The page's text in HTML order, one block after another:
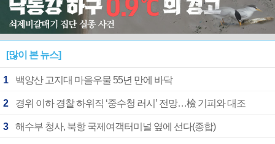
[많이 본 뉴스]
1 백양산 고지대 마을우물 55년 만에 바닥
2 경위 이하 경찰 하위직 ‘중수청 러시’ 전망…檢 기피와 대조
3 해수부 청사, 북항 국제여객터미널 옆에 선다(종합)